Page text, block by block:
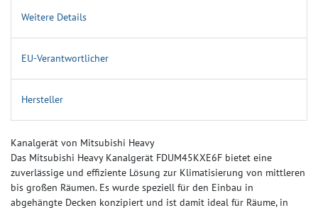
Weitere Details
EU-Verantwortlicher
Hersteller
Kanalgerät von Mitsubishi Heavy
Das Mitsubishi Heavy Kanalgerät FDUM45KXE6F bietet eine
zuverlässige und effiziente Lösung zur Klimatisierung von mittleren
bis großen Räumen. Es wurde speziell für den Einbau in
abgehängte Decken konzipiert und ist damit ideal für Räume, in